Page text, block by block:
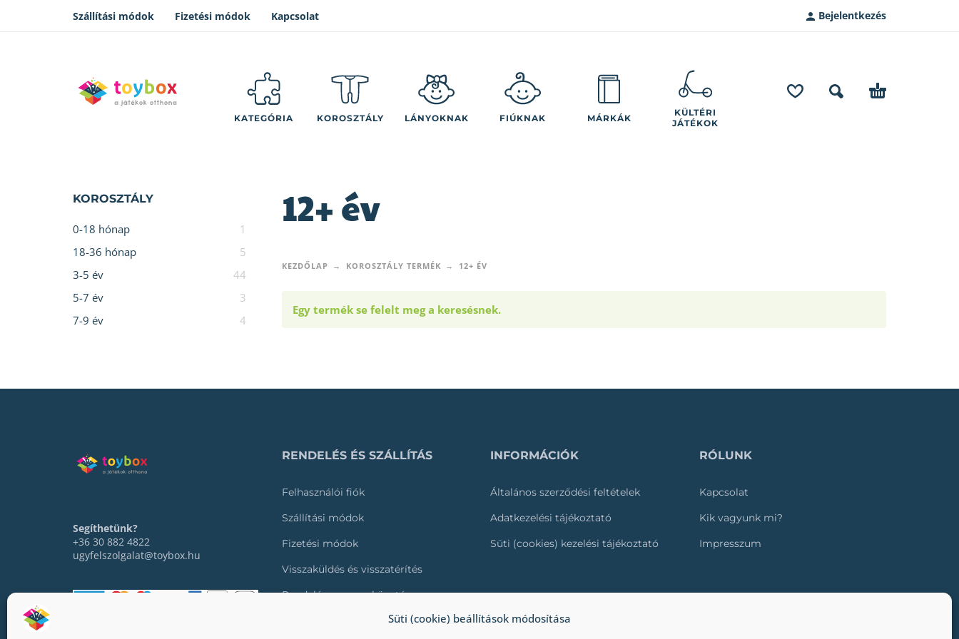
Süti (cookie) beállítások módosítása
Szállítási módok Fizetési módok Kapcsolat Bejelentkezés
KATEGÓRIA KOROSZTÁLY LÁNYOKNAK FIÚKNAK MÁRKÁK
KÜLTÉRI
JÁTÉKOK
KOROSZTÁLY
0-18 hónap
1
18-36 hónap
5
3-5 év
44
5-7 év
3
7-9 év
4
12+ év
KEZDŐLAP KOROSZTÁLY TERMÉK 12+ ÉV
Egy termék se felelt meg a keresésnek.
Segíthetünk?
+36 30 882 4822
ugyfelszolgalat@toybox.hu
RENDELÉS ÉS SZÁLLÍTÁS
Felhasználói fiók
Szállítási módok
Fizetési módok
Visszaküldés és visszatérítés
Rendelés nyomonkövetése
INFORMÁCIÓK
Általános szerződési feltételek
Adatkezelési tájékoztató
Süti (cookies) kezelési tájékoztató
RÓLUNK
Kapcsolat
Kik vagyunk mi?
Impresszum